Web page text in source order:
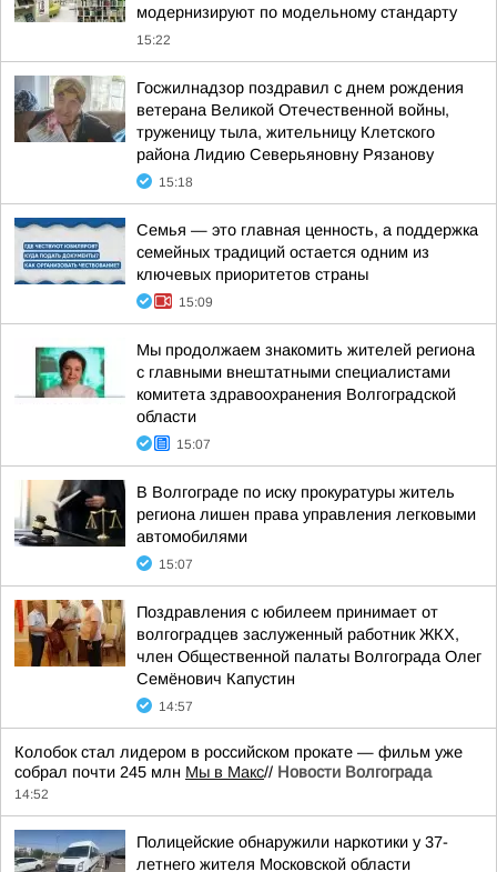
модернизируют по модельному стандарту
15:22
Госжилнадзор поздравил с днем рождения
ветерана Великой Отечественной войны,
труженицу тыла, жительницу Клетского
района Лидию Северьяновну Рязанову
15:18
Семья — это главная ценность, а поддержка
семейных традиций остается одним из
ключевых приоритетов страны
15:09
Мы продолжаем знакомить жителей региона
с главными внештатными специалистами
комитета здравоохранения Волгоградской
области
15:07
В Волгограде по иску прокуратуры житель
региона лишен права управления легковыми
автомобилями
15:07
Поздравления с юбилеем принимает от
волгоградцев заслуженный работник ЖКХ,
член Общественной палаты Волгограда Олег
Семёнович Капустин
14:57
Колобок стал лидером в российском прокате — фильм уже
собрал почти 245 млн Мы в Макс// Новости Волгограда
14:52
Полицейские обнаружили наркотики у 37-
летнего жителя Московской области